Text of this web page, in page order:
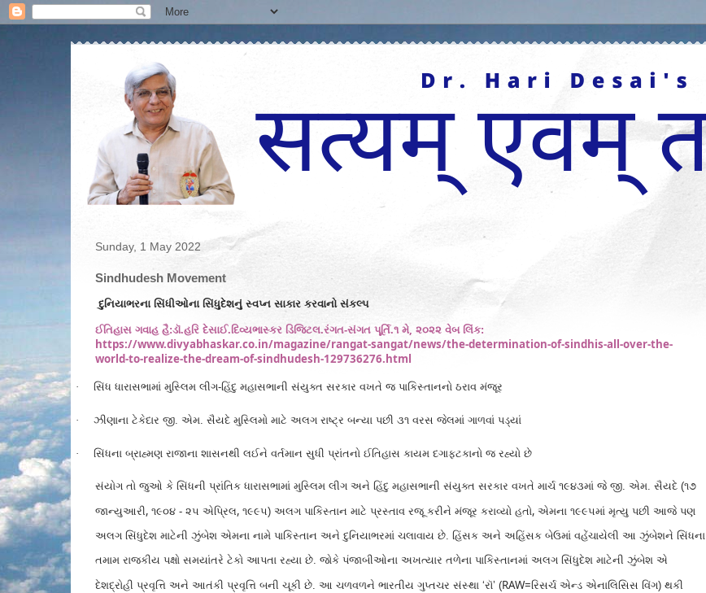
Sunday, 1 May 2022
Sindhudesh Movement
દુનિયાભરના સિંધીઓના સિંધુદેશનું સ્વપ્ન સાકાર કરવાનો સંકલ્પ
ઈતિહાસ ગવાહ હૈ:ડૉ.હરિ દેસાઈ.દિવ્યભાસ્કર ડિજિટલ.રંગત-સંગત પૂર્તિ.૧ મે, ૨૦૨૨ વેબ લિંક:
https://www.divyabhaskar.co.in/magazine/rangat-sangat/news/the-determination-of-sindhis-all-over-the-
world-to-realize-the-dream-of-sindhudesh-129736276.html
· સિંધ ધારાસભામાં મુસ્લિમ લીગ-હિંદુ મહાસભાની સંયુક્ત સરકાર વખતે જ પાકિસ્તાનનો ઠરાવ મંજૂર
· ઝીણાના ટેકેદાર જી. એમ. સૈયદે મુસ્લિમો માટે અલગ રાષ્ટ્ર બન્યા પછી ૩૧ વરસ જેલમાં ગાળવાં પડ્યાં
· સિંધના બ્રાહ્મણ રાજાના શાસનથી લઈને વર્તમાન સુધી પ્રાંતનો ઈતિહાસ કાયમ દગાફટકાનો જ રહ્યો છે
સંયોગ તો જુઓ કે સિંધની પ્રાંતિક ધારાસભામાં મુસ્લિમ લીગ અને હિંદુ મહાસભાની સંયુક્ત સરકાર વખતે માર્ચ ૧૯૪૩માં જે જી. એમ. સૈયદે (૧૭
જાન્યુઆરી, ૧૯૦૪ - ૨૫ એપ્રિલ, ૧૯૯૫) અલગ પાકિસ્તાન માટે પ્રસ્તાવ રજૂ કરીને મંજૂર કરાવ્યો હતો, એમના ૧૯૯૫માં મૃત્યુ પછી આજે પણ
અલગ સિંધુદેશ માટેની ઝુંબેશ એમના નામે પાકિસ્તાન અને દુનિયાભરમાં ચલાવાય છે. હિંસક અને અહિંસક બેઉમાં વહેંચાયેલી આ ઝુંબેશને સિંધના
તમામ રાજકીય પક્ષો સમયાંતરે ટેકો આપતા રહ્યા છે. જોકે પંજાબીઓના અખત્યાર તળેના પાકિસ્તાનમાં અલગ સિંધુદેશ માટેની ઝુંબેશ એ
દેશદ્રોહી પ્રવૃત્તિ અને આતંકી પ્રવૃત્તિ બની ચૂકી છે. આ ચળવળને ભારતીય ગુપ્તચર સંસ્થા ‘રૉ’ (RAW=રિસર્ચ એન્ડ એનાલિસિસ વિંગ) થકી